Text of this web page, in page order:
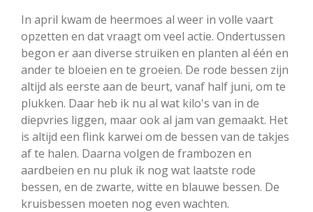
In april kwam de heermoes al weer in volle vaart
opzetten en dat vraagt om veel actie. Ondertussen
begon er aan diverse struiken en planten al één en
ander te bloeien en te groeien. De rode bessen zijn
altijd als eerste aan de beurt, vanaf half juni, om te
plukken. Daar heb ik nu al wat kilo's van in de
diepvries liggen, maar ook al jam van gemaakt. Het
is altijd een flink karwei om de bessen van de takjes
af te halen. Daarna volgen de frambozen en
aardbeien en nu pluk ik nog wat laatste rode
bessen, en de zwarte, witte en blauwe bessen. De
kruisbessen moeten nog even wachten.